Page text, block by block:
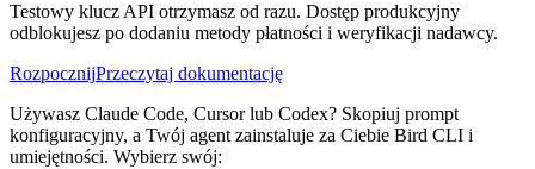
Testowy klucz API otrzymasz od razu. Dostęp produkcyjny
odblokujesz po dodaniu metody płatności i weryfikacji nadawcy.
RozpocznijPrzeczytaj dokumentację
Używasz Claude Code, Cursor lub Codex? Skopiuj prompt
konfiguracyjny, a Twój agent zainstaluje za Ciebie Bird CLI i
umiejętności. Wybierz swój: